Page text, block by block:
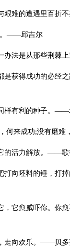
难的遭遇里百折
——邱吉尔
法是从那些荆棘
获得成功的必经之
样有利的种子。——
来成功;没有磨难
的活力解放。——歌
坯料的锤，打掉
它愈威吓你。你
走向欢乐。——贝多